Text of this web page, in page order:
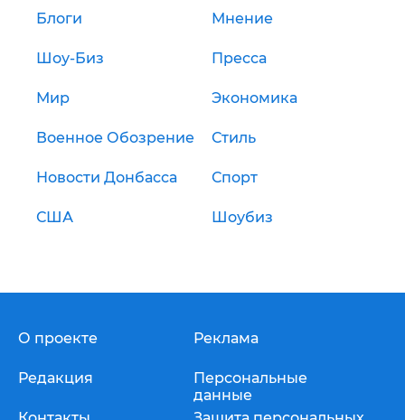
Блоги Мнение
Шоу-Биз Пресса
Мир Экономика
Военное Обозрение Стиль
Новости Донбасса Спорт
США Шоубиз
О проекте
Редакция
Реклама
Персональные
данные